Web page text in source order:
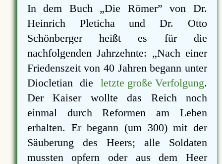
In dem Buch
Die Römer
von Dr.
Heinrich Pleticha und Dr. Otto
Schönberger heißt es für die
nachfolgenden Jahrzehnte:
Nach einer
Friedenszeit von 40 Jahren begann unter
Diocletian die letzte große Verfolgung.
Der Kaiser wollte das Reich noch
einmal durch Reformen am Leben
erhalten. Er begann (um 300) mit der
Säuberung des Heers; alle Soldaten
mussten opfern oder aus dem Heer